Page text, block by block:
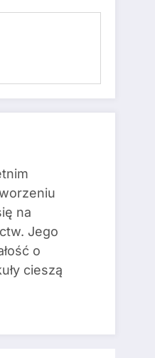
na
Jego
o
cieszą